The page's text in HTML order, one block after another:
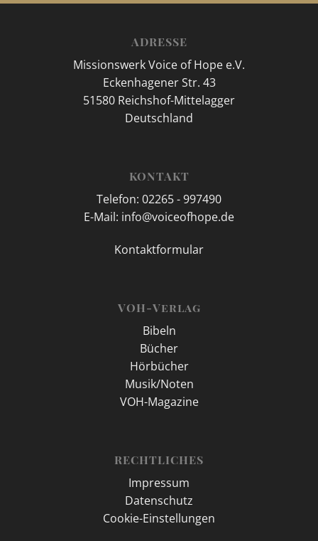
ADRESSE
Missionswerk Voice of Hope e.V.
Eckenhagener Str. 43
51580 Reichshof-Mittelagger
Deutschland
KONTAKT
Telefon: 02265 - 997490
E-Mail: info@voiceofhope.de
Kontaktformular
VOH-Verlag
Bibeln
Bücher
Hörbücher
Musik/Noten
VOH-Magazine
RECHTLICHES
Impressum
Datenschutz
Cookie-Einstellungen